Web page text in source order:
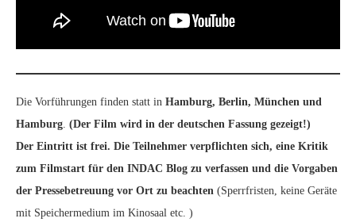
Die Vorführungen finden statt in Hamburg, Berlin, München und
Hamburg. (Der Film wird in der deutschen Fassung gezeigt!)
Der Eintritt ist frei. Die Teilnehmer verpflichten sich, eine Kritik
zum Filmstart für den INDAC Blog zu verfassen und die Vorgaben
der Pressebetreuung vor Ort zu beachten (Sperrfristen, keine Geräte
mit Speichermedium im Kinosaal etc. )